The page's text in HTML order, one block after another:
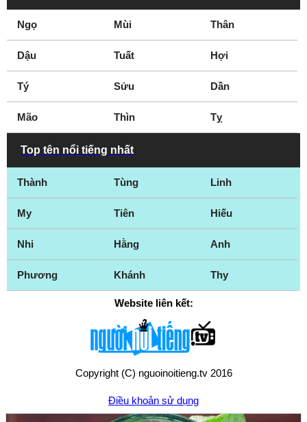
Ngọ Mùi Thân
Dậu Tuất Hợi
Tý Sửu Dần
Mão Thìn Tỵ
Top tên nổi tiếng nhất
Thành Tùng Linh
My Tiên Hiếu
Nhi Hằng Anh
Phương Khánh Thy
Website liên kết:
Copyright (C) nguoinoitieng.tv 2016
Điều khoản sử dụng